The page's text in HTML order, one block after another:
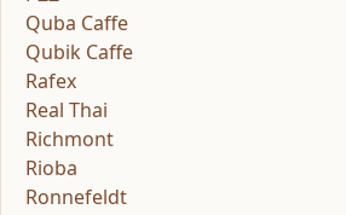
Quba Caffe
Qubik Caffe
Rafex
Real Thai
Richmont
Rioba
Ronnefeldt